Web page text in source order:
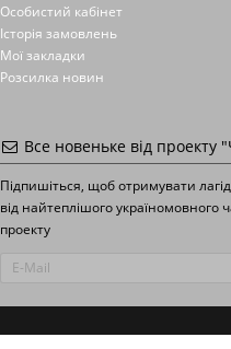
Особистий кабінет
Історія замовлень
Мої закладки
Розсилка новин
Все новеньке від проекту
Підпишіться, щоб отримувати
від найтеплішого україномовного
проекту